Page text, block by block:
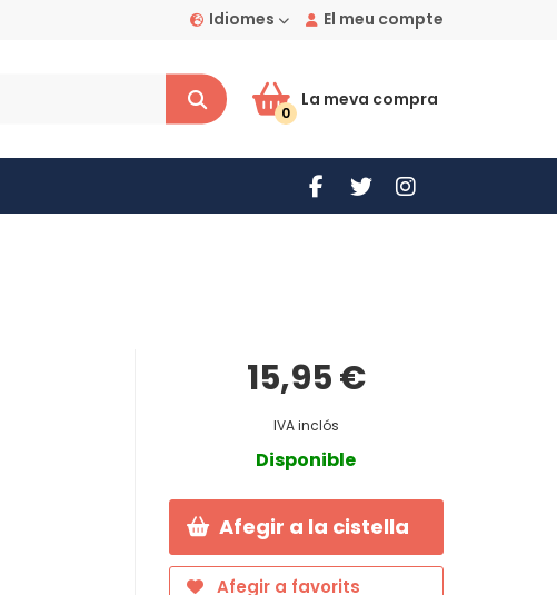
El meu compte
Idiomes
La meva compra
0
15,95 €
IVA inclós
Disponible
Afegir a la cistella
Afegir a favorits